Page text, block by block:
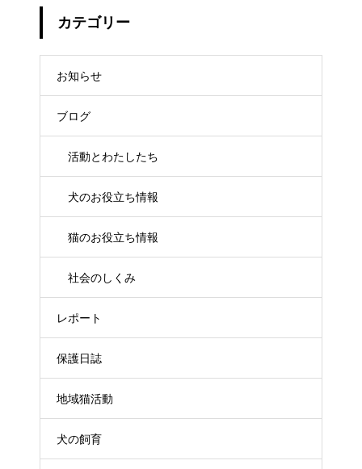
カテゴリー
お知らせ
ブログ
活動とわたしたち
犬のお役立ち情報
猫のお役立ち情報
社会のしくみ
レポート
保護日誌
地域猫活動
犬の飼育